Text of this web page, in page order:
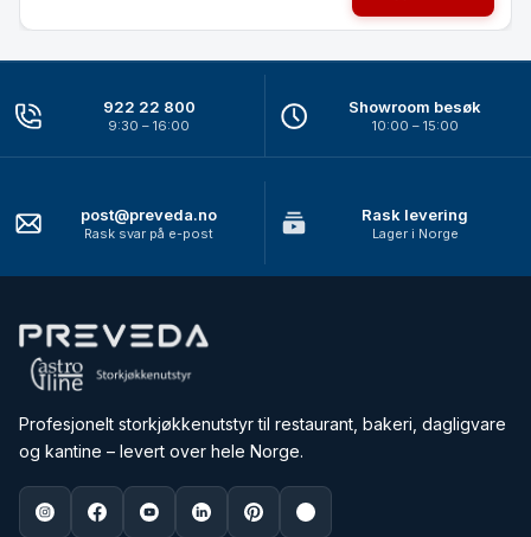
922 22 800
9:30 – 16:00
Showroom besøk
10:00 – 15:00
post@preveda.no
Rask svar på e-post
Rask levering
Lager i Norge
Profesjonelt storkjøkkenutstyr til restaurant, bakeri, dagligvare
og kantine – levert over hele Norge.